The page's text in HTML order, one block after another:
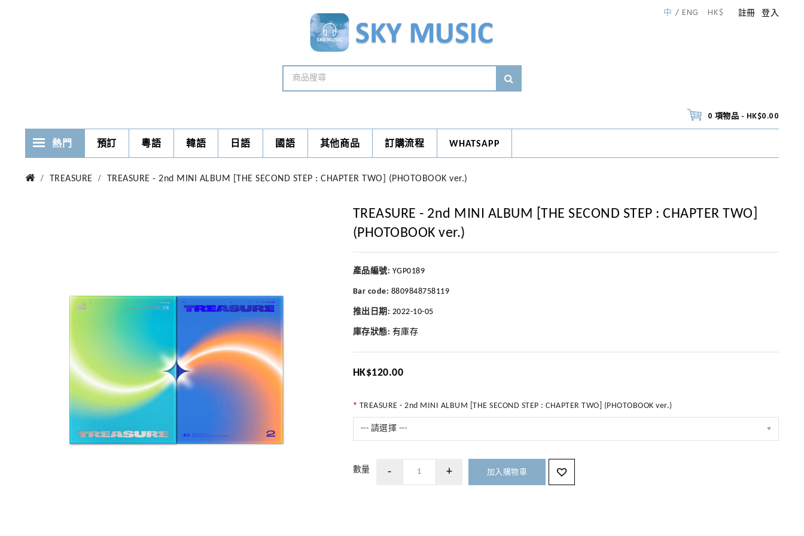
註冊 登入
中 ENG HK$
0 項物品 - HK$0.00
熱門 預訂 粵語 韓語 日語 國語 其他商品 訂購流程 WHATSAPP
TREASURE TREASURE - 2nd MINI ALBUM [THE SECOND STEP : CHAPTER TWO] (PHOTOBOOK ver.)
TREASURE - 2nd MINI ALBUM [THE SECOND STEP : CHAPTER TWO]
(PHOTOBOOK ver.)
產品編號: YGP0189
Bar code: 8809848758119
推出日期: 2022-10-05
庫存狀態: 有庫存
HK$120.00
TREASURE - 2nd MINI ALBUM [THE SECOND STEP : CHAPTER TWO] (PHOTOBOOK ver.)
--- 請選擇 ---
數量 加入購物車